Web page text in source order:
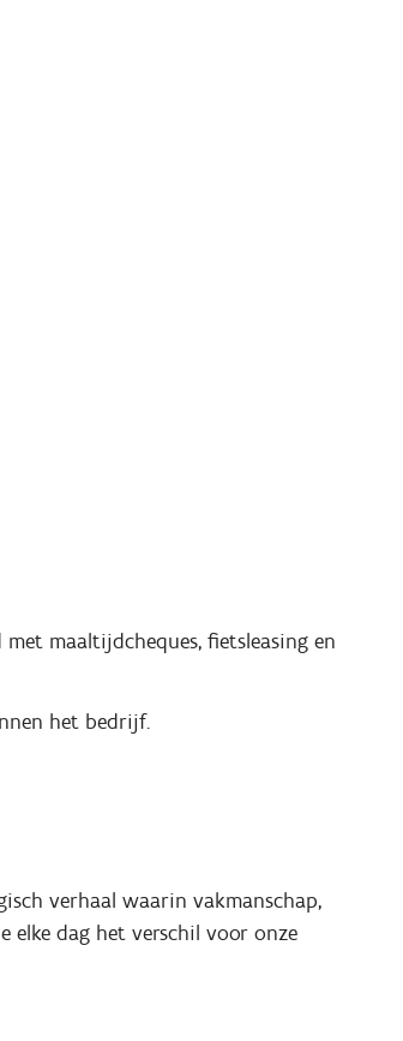
maaltijdcheques, fietsleasing en
het bedrijf.
verhaal waarin vakmanschap,
elke dag het verschil voor onze